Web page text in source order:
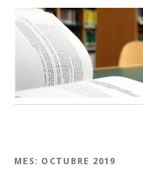
MES: OCTUBRE 2019